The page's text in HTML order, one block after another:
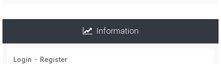
Information
Login • Register